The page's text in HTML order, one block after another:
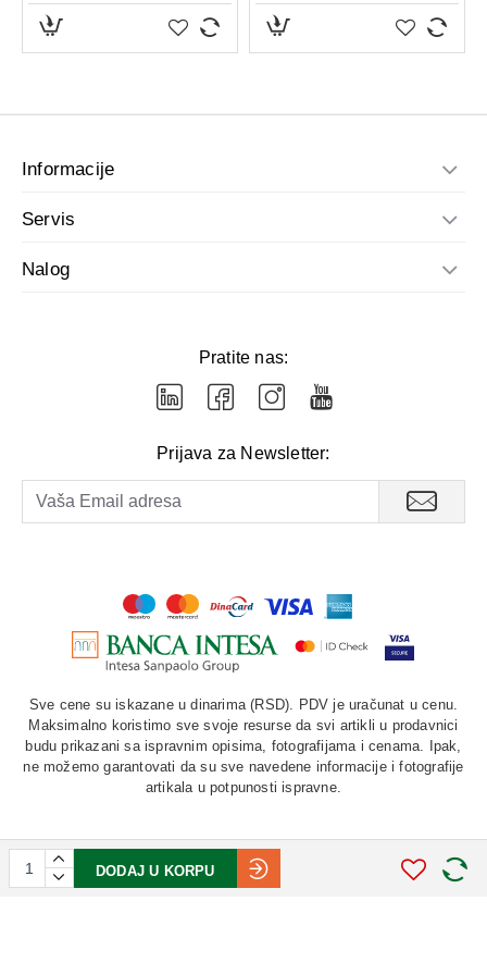
DODAJ U KORPU
Informacije
Servis
Nalog
Pratite nas:
Prijava za Newsletter:
Sve cene su iskazane u dinarima (RSD). PDV je uračunat u cenu.
Maksimalno koristimo sve svoje resurse da svi artikli u prodavnici
budu prikazani sa ispravnim opisima, fotografijama i cenama. Ipak,
ne možemo garantovati da su sve navedene informacije i fotografije
artikala u potpunosti ispravne.
©2026. AU "LAURUS". Sva prava zadržana.